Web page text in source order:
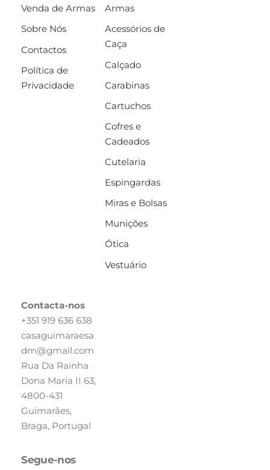
Venda de Armas
Sobre Nós
Contactos
Política de
Privacidade
Armas
Acessórios de
Caça
Calçado
Carabinas
Cartuchos
Cofres e
Cadeados
Cutelaria
Espingardas
Miras e Bolsas
Munições
Ótica
Vestuário
Contacta-nos
+351 919 636 638
casaguimaraesa
dm@gmail.com
Rua Da Rainha
Dona Maria II 63,
4800-431
Guimarães,
Braga, Portugal
Segue-nos